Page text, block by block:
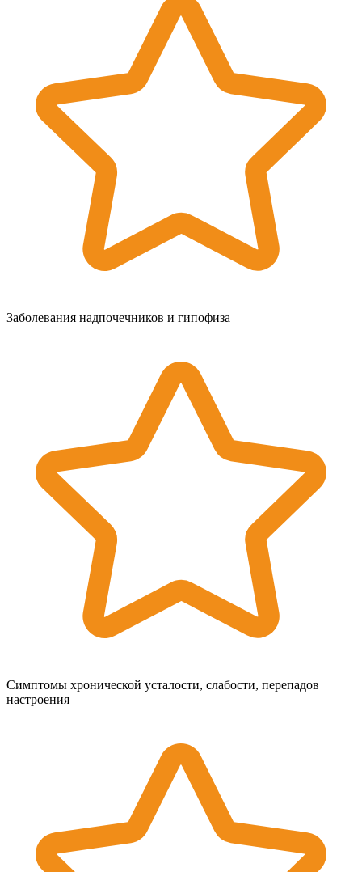
Заболевания надпочечников и гипофиза
Симптомы хронической усталости, слабости, перепадов
настроения